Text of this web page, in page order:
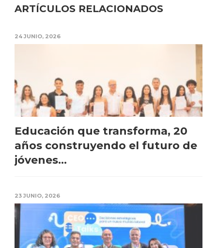
ARTÍCULOS RELACIONADOS
24 JUNIO, 2026
Educación que transforma, 20
años construyendo el futuro de
jóvenes...
23 JUNIO, 2026